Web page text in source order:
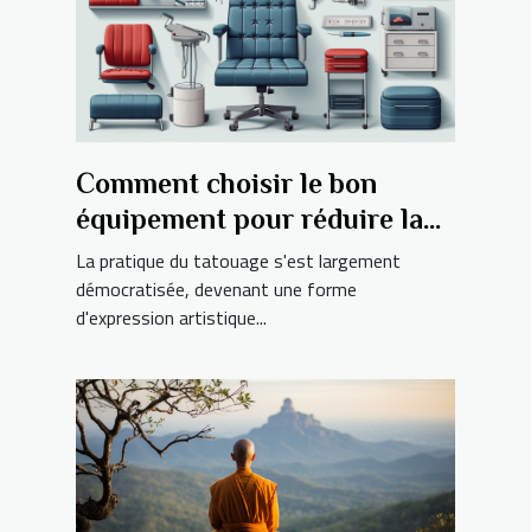
Comment choisir le bon
équipement pour réduire la
douleur lors des séances de
tatouage
La pratique du tatouage s'est largement
démocratisée, devenant une forme
d'expression artistique...